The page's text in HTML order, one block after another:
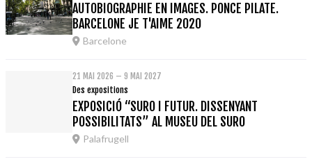
AUTOBIOGRAPHIE EN IMAGES. PONCE PILATE.
BARCELONE JE T'AIME 2020
Barcelone
21 MAI 2026 – 9 MAI 2027
Des expositions
EXPOSICIÓ “SURO I FUTUR. DISSENYANT
POSSIBILITATS” AL MUSEU DEL SURO
Palafrugell